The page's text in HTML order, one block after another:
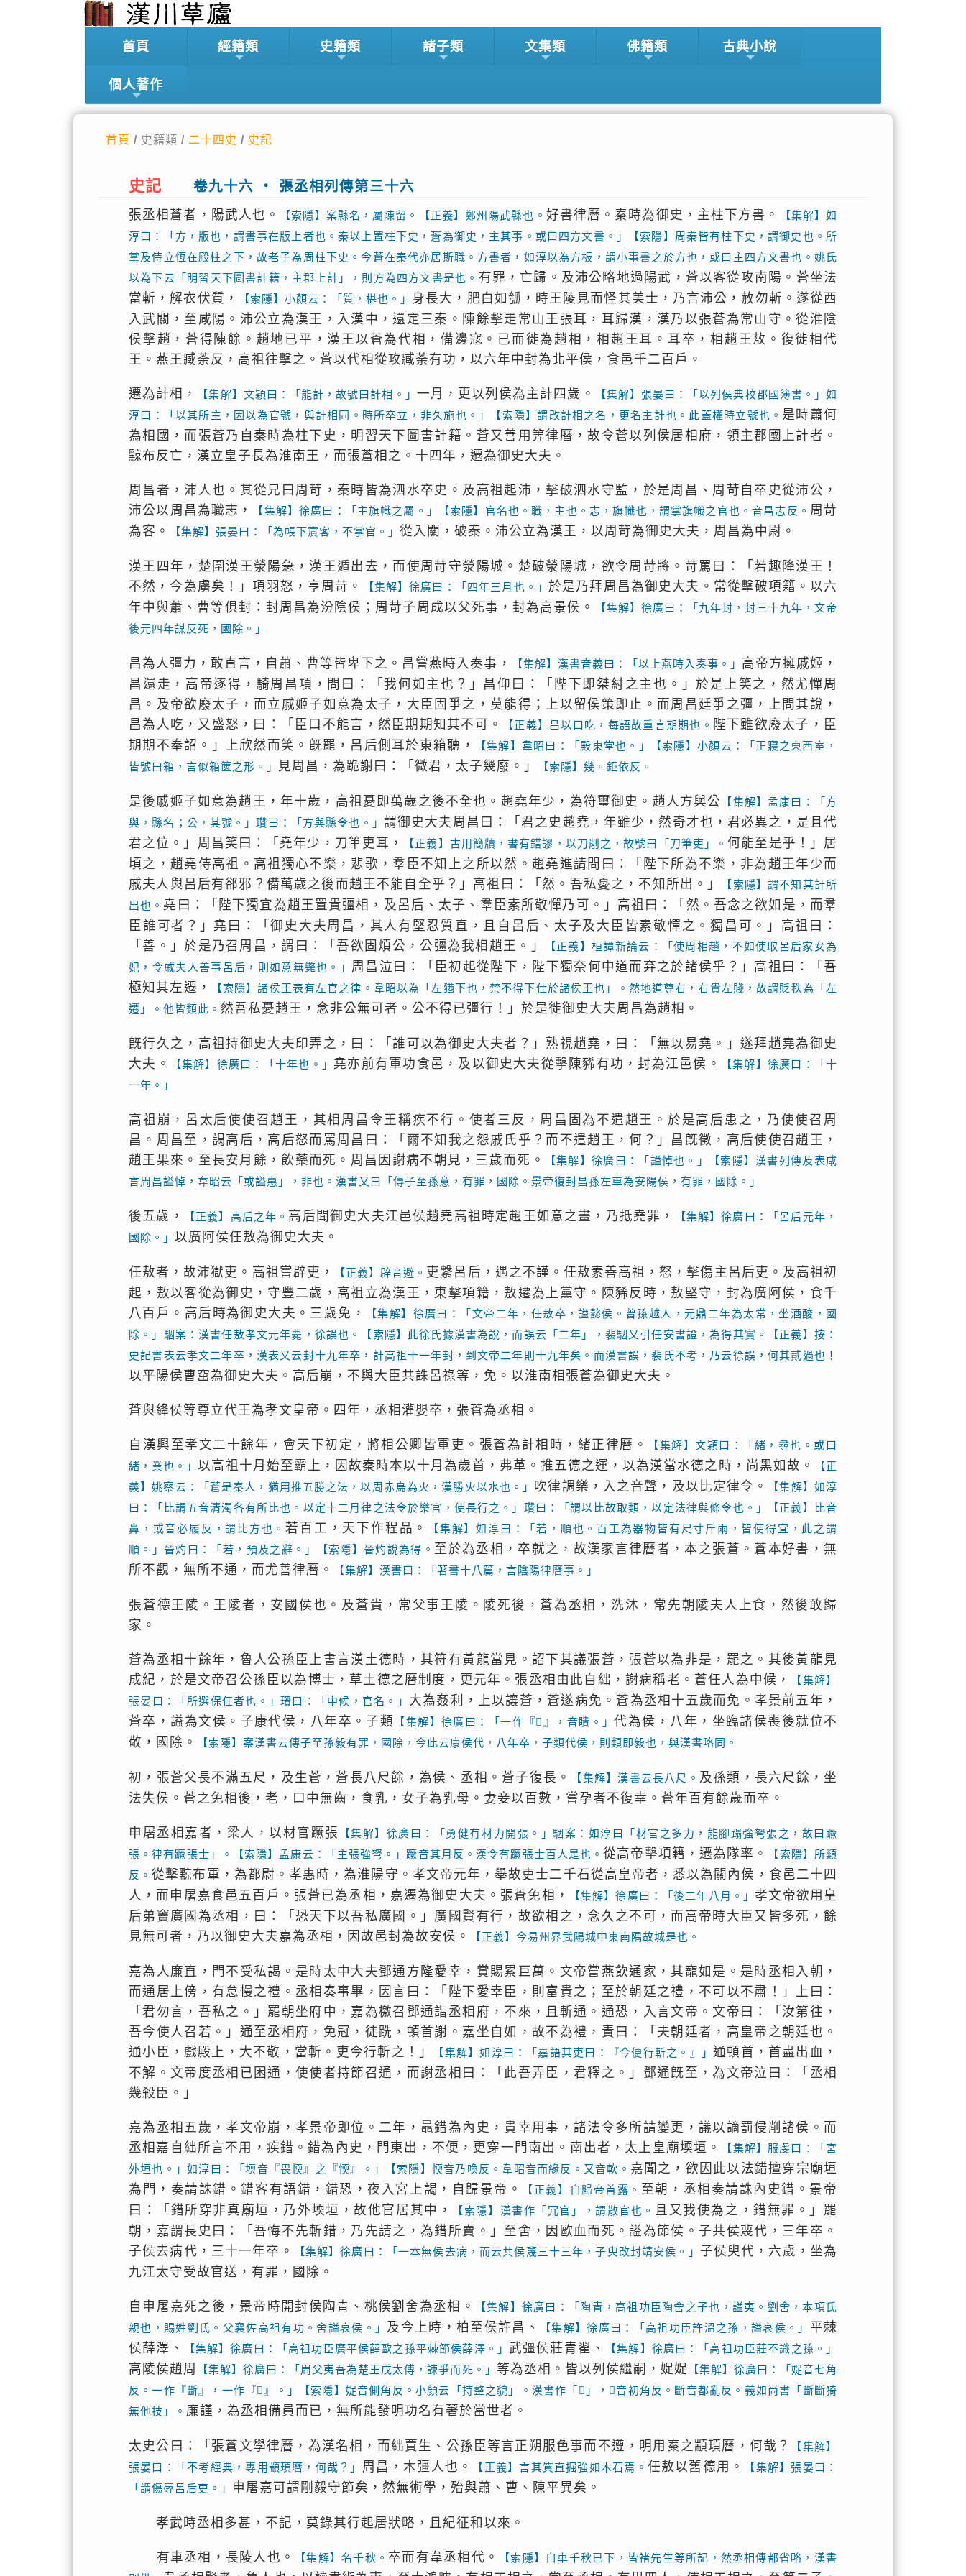
首頁 經籍類 史籍類 諸子類 文集類 佛籍類 古典小說
個人著作
首頁 / 史籍類 / 二十四史 / 史記
史記 卷九十六 ‧ 張丞相列傳第三十六
張丞相蒼者，陽武人也。 【索隱】案縣名，屬陳留。【正義】鄭州陽武縣也。 好書律曆。秦時為御史，主柱下方書。
【集解】如
淳曰：「方，版也，謂書事在版上者也。秦以上置柱下史，蒼為御史，主其事。或曰四方文書。」【索隱】周秦皆有柱下史，謂御史也。所
掌及侍立恆在殿柱之下，故老子為周柱下史。今蒼在秦代亦居斯職。方書者，如淳以為方板，謂小事書之於方也，或曰主四方文書也。姚氏
以為下云「明習天下圖書計籍，主郡上計」，則方為四方文書是也。 有罪，亡歸。及沛公略地過陽武，蒼以客從攻南陽。蒼坐法
當斬，解衣伏質，
【索隱】小顏云：「質，椹也。」 身長大，肥白如瓠，時王陵見而怪其美士，乃言沛公，赦勿斬。遂從西
入武關，至咸陽。沛公立為漢王，入漢中，還定三秦。陳餘擊走常山王張耳，耳歸漢，漢乃以張蒼為常山守。從淮陰
侯擊趙，蒼得陳餘。趙地已平，漢王以蒼為代相，備邊寇。已而徙為趙相，相趙王耳。耳卒，相趙王敖。復徙相代
王。燕王臧荼反，高祖往擊之。蒼以代相從攻臧荼有功，以六年中封為北平侯，食邑千二百戶。
遷為計相， 【集解】文穎曰：「能計，故號曰計相。」 一月，更以列侯為主計四歲。
【集解】張晏曰：「以列侯典校郡國簿書。」如
淳曰：「以其所主，因以為官號，與計相同。時所卒立，非久施也。」【索隱】謂改計相之名，更名主計也。此蓋權時立號也。 是時蕭何
為相國，而張蒼乃自秦時為柱下史，明習天下圖書計籍。蒼又善用筭律曆，故令蒼以列侯居相府，領主郡國上計者。
黥布反亡，漢立皇子長為淮南王，而張蒼相之。十四年，遷為御史大夫。
周昌者，沛人也。其從兄曰周苛，秦時皆為泗水卒史。及高祖起沛，擊破泗水守監，於是周昌、周苛自卒史從沛公，
沛公以周昌為職志，
【集解】徐廣曰：「主旗幟之屬。」【索隱】官名也。職，主也。志，旗幟也，謂掌旗幟之官也。音昌志反。 周苛
為客。
【集解】張晏曰：「為帳下賔客，不掌官。」從入關，破秦。沛公立為漢王，以周苛為御史大夫，周昌為中尉。
漢王四年，楚圍漢王滎陽急，漢王遁出去，而使周苛守滎陽城。楚破滎陽城，欲令周苛將。苛罵曰：「若趣降漢王！
不然，今為虜矣！」項羽怒，亨周苛。
【集解】徐廣曰：「四年三月也。」 於是乃拜周昌為御史大夫。常從擊破項籍。以六
年中與蕭、曹等俱封：封周昌為汾陰侯；周苛子周成以父死事，封為高景侯。
【集解】徐廣曰：「九年封，封三十九年，文帝
後元四年謀反死，國除。」
昌為人彊力，敢直言，自蕭、曹等皆卑下之。昌嘗燕時入奏事， 【集解】漢書音義曰：「以上燕時入奏事。」 高帝方擁戚姬，
昌還走，高帝逐得，騎周昌項，問曰：「我何如主也？」昌仰曰：「陛下即桀紂之主也。」於是上笑之，然尤憚周
昌。及帝欲廢太子，而立戚姬子如意為太子，大臣固爭之，莫能得；上以留侯策即止。而周昌廷爭之彊，上問其說，
昌為人吃，又盛怒，曰：「臣口不能言，然臣期期知其不可。
【正義】昌以口吃，每語故重言期期也。 陛下雖欲廢太子，臣
期期不奉詔。」上欣然而笑。旣罷，呂后側耳於東箱聽，
【集解】韋昭曰：「殿東堂也。」【索隱】小顏云：「正寢之東西室，
皆號曰箱，言似箱篋之形。」
見周昌，為跪謝曰：「微君，太子幾廢。」 【索隱】幾。鉅依反。
是後戚姬子如意為趙王，年十歲，高祖憂即萬歲之後不全也。趙堯年少，為符璽御史。趙人方與公
【集解】孟康曰：「方
與，縣名；公，其號。」瓚曰：「方與縣令也。」 謂御史大夫周昌曰：「君之史趙堯，年雖少，然奇才也，君必異之，是且代
君之位。」周昌笑曰：「堯年少，刀筆吏耳，
【正義】古用簡牘，書有錯謬，以刀削之，故號曰「刀筆吏」。何能至是乎！」居
頃之，趙堯侍高祖。高祖獨心不樂，悲歌，羣臣不知上之所以然。趙堯進請問曰：「陛下所為不樂，非為趙王年少而
戚夫人與呂后有郤邪？備萬歲之後而趙王不能自全乎？」高祖曰：「然。吾私憂之，不知所出。」
【索隱】謂不知其計所
出也。 堯曰：「陛下獨宜為趙王置貴彊相，及呂后、太子、羣臣素所敬憚乃可。」高祖曰：「然。吾念之欲如是，而羣
臣誰可者？」堯曰：「御史大夫周昌，其人有堅忍質直，且自呂后、太子及大臣皆素敬憚之。獨昌可。」高祖曰：
「善。」於是乃召周昌，謂曰：「吾欲固煩公，公彊為我相趙王。」
【正義】桓譚新論云：「使周相趙，不如使取呂后家女為
妃，令戚夫人善事呂后，則如意無斃也。」 周昌泣曰：「臣初起從陛下，陛下獨奈何中道而弃之於諸侯乎？」高祖曰：「吾
極知其左遷，
【索隱】諸侯王表有左官之律。韋昭以為「左猶下也，禁不得下仕於諸侯王也」。然地道尊右，右貴左賤，故謂貶秩為「左
遷」。他皆類此。 然吾私憂趙王，念非公無可者。公不得已彊行！」於是徙御史大夫周昌為趙相。
旣行久之，高祖持御史大夫印弄之，曰：「誰可以為御史大夫者？」熟視趙堯，曰：「無以易堯。」遂拜趙堯為御史
大夫。
【集解】徐廣曰：「十年也。」 堯亦前有軍功食邑，及以御史大夫從擊陳豨有功，封為江邑侯。
【集解】徐廣曰：「十
一年。」
高祖崩，呂太后使使召趙王，其相周昌令王稱疾不行。使者三反，周昌固為不遣趙王。於是高后患之，乃使使召周
昌。周昌至，謁高后，高后怒而罵周昌曰：「爾不知我之怨戚氏乎？而不遣趙王，何？」昌旣徵，高后使使召趙王，
趙王果來。至長安月餘，飲藥而死。周昌因謝病不朝見，三歲而死。
【集解】徐廣曰：「謚悼也。」【索隱】漢書列傳及表咸
言周昌謚悼，韋昭云「或謚惠」，非也。漢書又曰「傳子至孫意，有罪，國除。景帝復封昌孫左車為安陽侯，有罪，國除。」
後五歲， 【正義】高后之年。 高后聞御史大夫江邑侯趙堯高祖時定趙王如意之畫，乃抵堯罪，
【集解】徐廣曰：「呂后元年，
國除。」以廣阿侯任敖為御史大夫。
任敖者，故沛獄吏。高祖嘗辟吏， 【正義】辟音避。 吏繫呂后，遇之不謹。任敖素善高祖，怒，擊傷主呂后吏。及高祖初
起，敖以客從為御史，守豐二歲，高祖立為漢王，東擊項籍，敖遷為上黨守。陳豨反時，敖堅守，封為廣阿侯，食千
八百戶。高后時為御史大夫。三歲免，
【集解】徐廣曰：「文帝二年，任敖卒，謚懿侯。曾孫越人，元鼎二年為太常，坐酒酸，國
除。」駰案：漢書任敖孝文元年薨，徐誤也。【索隱】此徐氏據漢書為說，而誤云「二年」，裴駰又引任安書證，為得其實。【正義】按：
史記書表云孝文二年卒，漢表又云封十九年卒，計高祖十一年封，到文帝二年則十九年矣。而漢書誤，裴氏不考，乃云徐誤，何其貳過也！
以平陽侯曹窋為御史大夫。高后崩，不與大臣共誅呂祿等，免。以淮南相張蒼為御史大夫。
蒼與絳侯等尊立代王為孝文皇帝。四年，丞相灌嬰卒，張蒼為丞相。
自漢興至孝文二十餘年，會天下初定，將相公卿皆軍吏。張蒼為計相時，緒正律曆。
【集解】文穎曰：「緒，尋也。或曰
緒，業也。」以高祖十月始至霸上，因故秦時本以十月為歲首，弗革。推五德之運，以為漢當水德之時，尚黑如故。
【正
義】姚察云：「蒼是秦人，猶用推五勝之法，以周赤烏為火，漢勝火以水也。」 吹律調樂，入之音聲，及以比定律令。
【集解】如淳
曰：「比謂五音清濁各有所比也。以定十二月律之法令於樂官，使長行之。」瓚曰：「謂以比故取類，以定法律與條令也。」【正義】比音
鼻，或音必履反，謂比方也。若百工，天下作程品。
【集解】如淳曰：「若，順也。百工為器物皆有尺寸斤兩，皆使得宜，此之謂
順。」晉灼曰：「若，預及之辭。」【索隱】晉灼說為得。 至於為丞相，卒就之，故漢家言律曆者，本之張蒼。蒼本好書，無
所不觀，無所不通，而尤善律曆。
【集解】漢書曰：「著書十八篇，言陰陽律曆事。」
張蒼德王陵。王陵者，安國侯也。及蒼貴，常父事王陵。陵死後，蒼為丞相，洗沐，常先朝陵夫人上食，然後敢歸
家。
蒼為丞相十餘年，魯人公孫臣上書言漢土德時，其符有黃龍當見。詔下其議張蒼，張蒼以為非是，罷之。其後黃龍見
成紀，於是文帝召公孫臣以為博士，草土德之曆制度，更元年。張丞相由此自絀，謝病稱老。蒼任人為中候，
【集解】
張晏曰：「所選保任者也。」瓚曰：「中候，官名。」 大為姦利，上以讓蒼，蒼遂病免。蒼為丞相十五歲而免。孝景前五年，
蒼卒，謚為文侯。子康代侯，八年卒。子類
【集解】徐廣曰：「一作『𩕕』，音瞶。」代為侯，八年，坐臨諸侯喪後就位不
敬，國除。
【索隱】案漢書云傳子至孫毅有罪，國除，今此云康侯代，八年卒，子類代侯，則類即毅也，與漢書略同。
初，張蒼父長不滿五尺，及生蒼，蒼長八尺餘，為侯、丞相。蒼子復長。 【集解】漢書云長八尺。 及孫類，長六尺餘，坐
法失侯。蒼之免相後，老，口中無齒，食乳，女子為乳母。妻妾以百數，嘗孕者不復幸。蒼年百有餘歲而卒。
申屠丞相嘉者，梁人，以材官蹶張
【集解】徐廣曰：「勇健有材力開張。」駰案：如淳曰「材官之多力，能腳蹋強弩張之，故曰蹶
張。律有蹶張士」。【索隱】孟康云：「主張強弩。」蹶音其月反。漢令有蹶張士百人是也。從高帝擊項籍，遷為隊率。
【索隱】所類
反。從擊黥布軍，為都尉。孝惠時，為淮陽守。孝文帝元年，舉故吏士二千石從高皇帝者，悉以為關內侯，食邑二十四
人，而申屠嘉食邑五百戶。張蒼已為丞相，嘉遷為御史大夫。張蒼免相，
【集解】徐廣曰：「後二年八月。」 孝文帝欲用皇
后弟竇廣國為丞相，曰：「恐天下以吾私廣國。」廣國賢有行，故欲相之，念久之不可，而高帝時大臣又皆多死，餘
見無可者，乃以御史大夫嘉為丞相，因故邑封為故安侯。
【正義】今易州界武陽城中東南隅故城是也。
嘉為人廉直，門不受私謁。是時太中大夫鄧通方隆愛幸，賞賜累巨萬。文帝嘗燕飲通家，其寵如是。是時丞相入朝，
而通居上傍，有怠慢之禮。丞相奏事畢，因言曰：「陛下愛幸臣，則富貴之；至於朝廷之禮，不可以不肅！」上曰：
「君勿言，吾私之。」罷朝坐府中，嘉為檄召鄧通詣丞相府，不來，且斬通。通恐，入言文帝。文帝曰：「汝第往，
吾今使人召若。」通至丞相府，免冠，徒跣，頓首謝。嘉坐自如，故不為禮，責曰：「夫朝廷者，高皇帝之朝廷也。
通小臣，戲殿上，大不敬，當斬。吏今行斬之！」
【集解】如淳曰：「嘉語其吏曰：『今便行斬之。』」通頓首，首盡出血，
不解。文帝度丞相已困通，使使者持節召通，而謝丞相曰：「此吾弄臣，君釋之。」鄧通旣至，為文帝泣曰：「丞相
幾殺臣。」
嘉為丞相五歲，孝文帝崩，孝景帝即位。二年，鼂錯為內史，貴幸用事，諸法令多所請變更，議以謫罰侵削諸侯。而
丞相嘉自絀所言不用，疾錯。錯為內史，門東出，不便，更穿一門南出。南出者，太上皇廟堧垣。
【集解】服虔曰：「宮
外垣也。」如淳曰：「堧音『畏愞』之『愞』。」【索隱】愞音乃喚反。韋昭音而緣反。又音軟。 嘉聞之，欲因此以法錯擅穿宗廟垣
為門，奏請誅錯。錯客有語錯，錯恐，夜入宮上謁，自歸景帝。
【正義】自歸帝首露。 至朝，丞相奏請誅內史錯。景帝
曰：「錯所穿非真廟垣，乃外堧垣，故他官居其中，
【索隱】漢書作「冗官」，謂散官也。 且又我使為之，錯無罪。」罷
朝，嘉謂長史曰：「吾悔不先斬錯，乃先請之，為錯所賣。」至舍，因歐血而死。謚為節侯。子共侯蔑代，三年卒。
子侯去病代，三十一年卒。
【集解】徐廣曰：「一本無侯去病，而云共侯蔑三十三年，子臾改封靖安侯。」 子侯臾代，六歲，坐為
九江太守受故官送，有罪，國除。
自申屠嘉死之後，景帝時開封侯陶青、桃侯劉舍為丞相。
【集解】徐廣曰：「陶青，高祖功臣陶舍之子也，謚夷。劉舍，本項氏
親也，賜姓劉氏。父襄佐高祖有功。舍謚哀侯。」 及今上時，柏至侯許昌、 【集解】徐廣曰：「高祖功臣許溫之孫，謚哀侯。」 平棘
侯薛澤、
【集解】徐廣曰：「高祖功臣廣平侯薛歐之孫平棘節侯薛澤。」 武彊侯莊青翟、 【集解】徐廣曰：「高祖功臣莊不識之孫。」
高陵侯趙周 【集解】徐廣曰：「周父夷吾為楚王戊太傅，諫爭而死。」 等為丞相。皆以列侯繼嗣，娖娖
【集解】徐廣曰：「娖音七角
反。一作『斷』，一作『𪘏』。」【索隱】娖音側角反。小顏云「持整之貌」。漢書作「𪘏」，𪘏音初角反。斷音都亂反。義如尚書「斷斷猗
無他技」。 廉謹，為丞相備員而已，無所能發明功名有著於當世者。
太史公曰：「張蒼文學律曆，為漢名相，而絀賈生、公孫臣等言正朔服色事而不遵，明用秦之顓頊曆，何哉？
【集解】
張晏曰：「不考經典，專用顓頊曆，何哉？」 周昌，木彊人也。 【正義】言其質直掘強如木石焉。 任敖以舊德用。
【集解】張晏曰：
「謂傷辱呂后吏。」
申屠嘉可謂剛毅守節矣，然無術學，殆與蕭、曹、陳平異矣。
孝武時丞相多甚，不記，莫錄其行起居狀略，且紀征和以來。
有車丞相，長陵人也。 【集解】名千秋。 卒而有韋丞相代。
【索隱】自車千秋已下，皆褚先生等所記，然丞相傳都省略，漢書